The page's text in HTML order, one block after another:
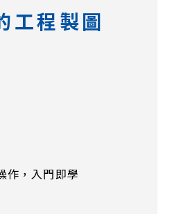
程製圖
作，入門即學